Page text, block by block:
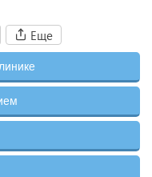
Еще